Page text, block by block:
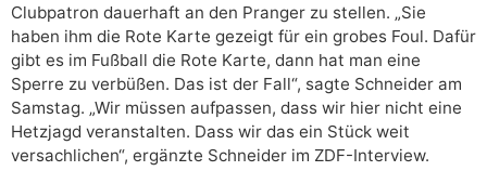
Clubpatron dauerhaft an den Pranger zu stellen. „Sie
haben ihm die Rote Karte gezeigt für ein grobes Foul. Dafür
gibt es im Fußball die Rote Karte, dann hat man eine
Sperre zu verbüßen. Das ist der Fall“, sagte Schneider am
Samstag. „Wir müssen aufpassen, dass wir hier nicht eine
Hetzjagd veranstalten. Dass wir das ein Stück weit
versachlichen“, ergänzte Schneider im ZDF-Interview.